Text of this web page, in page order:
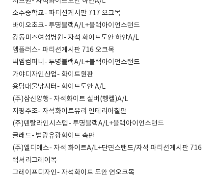
소수중학교- 파티션게시판 717 오크목
바이오초크- 투명블랙A/L+블랙아이언스탠드
강동미즈여성병원- 자석 화이트도안 하얀A/L
엠플러스- 파티션게시판 716 오크목
씨엠컴퍼니- 투명블랙A/L+블랙아이언스탠드
가야디자인산업- 화이트원판
용담대물낚시터- 화이트도안 A/L
(주)삼신양행- 자석화이트 실버(헹켈)A/L
지평주조- 자석화이트유리 인테리어칠판
(주)덴탈라인시스템- 투명블랙A/L+블랙아이언스탠드
글래드- 법랑유광화이트 속판
(주)엘디에스- 자석 화이트A/L+단면스탠드/자석 파티션게시판 716
럭셔리그레이목
그레이프디자인- 자석화이트 도안 연오크목